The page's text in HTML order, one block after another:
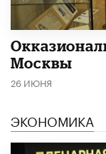
Москвы
26 ИЮНЯ
ЭКОНОМИКА